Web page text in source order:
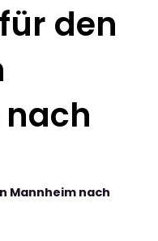
den
Mannheim nach